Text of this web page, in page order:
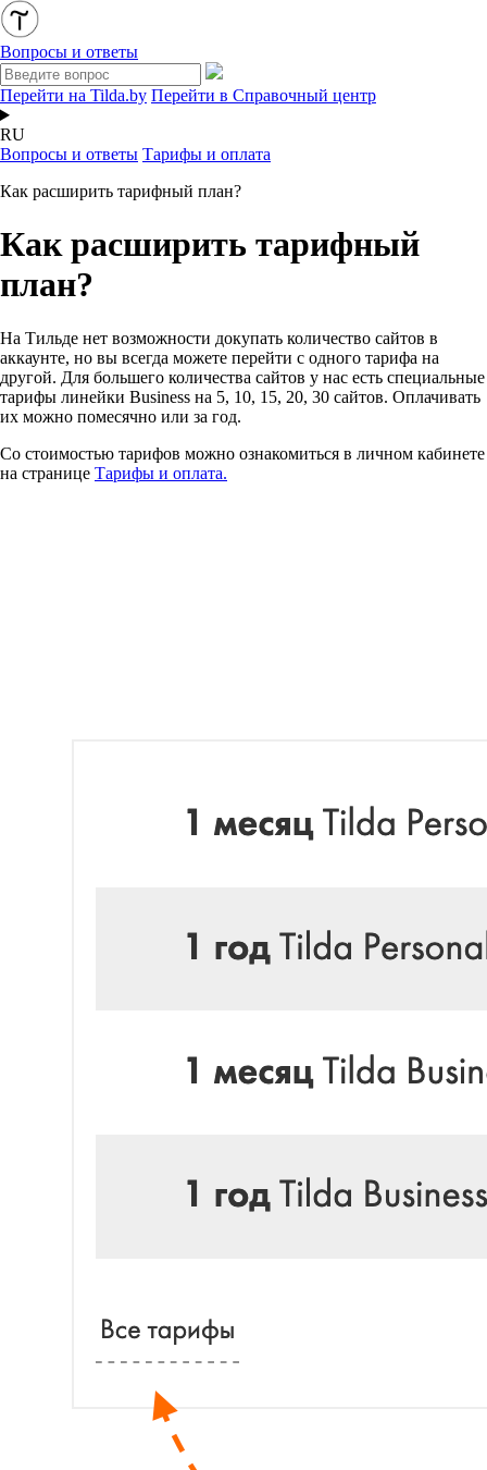
Вопросы и ответы
Перейти на Tilda.by Перейти в Справочный центр
RU
Вопросы и ответы Тарифы и оплата
Как расширить тарифный план?
Как расширить тарифный
план?
На Тильде нет возможности докупать количество сайтов в
аккаунте, но вы всегда можете перейти с одного тарифа на
другой. Для большего количества сайтов у нас есть специальные
тарифы линейки Business на 5, 10, 15, 20, 30 сайтов. Оплачивать
их можно помесячно или за год.
Со стоимостью тарифов можно ознакомиться в личном кабинете
на странице Тарифы и оплата.